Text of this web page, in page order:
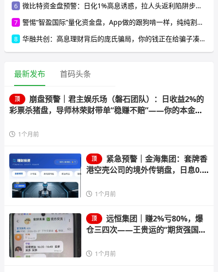
6 微比特资金盘预警：日化1%高息诱惑，拉人头返利陷阱步步惊心，参与者速避
7 警惕“智盈国际”量化资金盘，App做的跟狗啃一样，纯纯割韭菜！
8 华融共创：高息理财背后的庞氏骗局，你的钱正在给骗子凑出国路费，远离这个陷阱
最新发布 首码头条
顶
崩盘预警｜君主娱乐场（磐石团队）：日收益2%的
彩票杀猪盘，导师林荣财带单“稳赚不赔”——你的本金正
1个月前
顶
紧急预警｜金海集团：套牌香
港空壳公司的境外传销盘，日息0.3
1个月前
顶
远恒集团｜赚2%亏80%，爆
仓三四次——王贵运的“期货强国
1个月前